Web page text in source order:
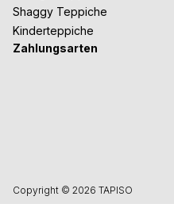
Shaggy Teppiche
Kinderteppiche
Zahlungsarten
Copyright © 2026 TAPISO